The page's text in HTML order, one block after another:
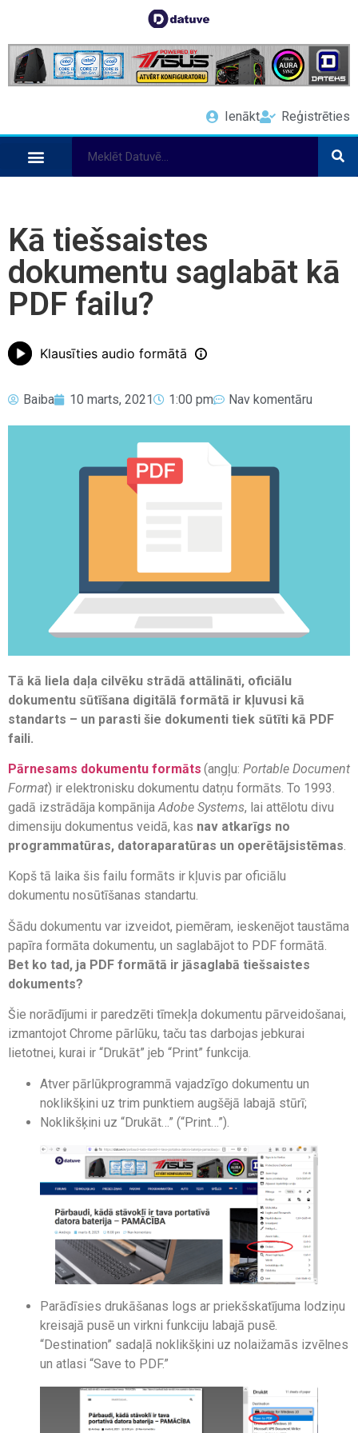
Ienākt Reģistrēties
Kā tiešsaistes
dokumentu saglabāt kā
PDF failu?
Klausīties audio formātā
Baiba 10 marts, 2021 1:00 pm Nav komentāru
Tā kā liela daļa cilvēku strādā attālināti, oficiālu
dokumentu sūtīšana digitālā formātā ir kļuvusi kā
standarts – un parasti šie dokumenti tiek sūtīti kā PDF
faili.
Pārnesams dokumentu formāts (angļu: Portable Document
Format) ir elektronisku dokumentu datņu formāts. To 1993.
gadā izstrādāja kompānijaAdobe Systems, lai attēlotu divu
dimensiju dokumentus veidā, kas nav atkarīgs no
programmatūras, datoraparatūras un operētājsistēmas.
Kopš tā laika šis failu formāts ir kļuvis par oficiālu
dokumentu nosūtīšanas standartu.
Šādu dokumentu var izveidot, piemēram, ieskenējot taustāma
papīra formāta dokumentu, un saglabājot to PDF formātā.
Bet ko tad, ja PDF formātā ir jāsaglabā tiešsaistes
dokuments?
Šie norādījumi ir paredzēti tīmekļa dokumentu pārveidošanai,
izmantojot Chrome pārlūku, taču tas darbojas jebkurai
lietotnei, kurai ir “Drukāt” jeb “Print” funkcija.
Atver pārlūkprogrammā vajadzīgo dokumentu un
noklikšķini uz trim punktiem augšējā labajā stūrī;
Noklikšķini uz “Drukāt…” (“Print…”).
Parādīsies drukāšanas logs ar priekšskatījuma lodziņu
kreisajā pusē un virkni funkciju labajā pusē.
“Destination” sadaļā noklikšķini uz nolaižamās izvēlnes
un atlasi “Save to PDF.”